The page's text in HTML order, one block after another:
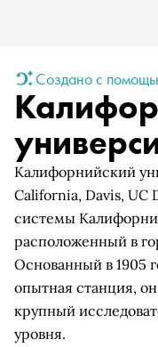
Создано с
Калифорнийский
California, Davis, UC
системы
расположенный в
Основанный в 1905
опытная станция,
крупный
уровня.